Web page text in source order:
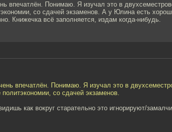
впечатлён. Понимаю. Я изучал это в
со сдачей экзаменов. А у Юлина есть
Книжечка всё заполняется, издам когда-нибудь.
впечатлён. Понимаю. Я изучал это в
со сдачей экзаменов.
как вокруг старательно это игнорируют/